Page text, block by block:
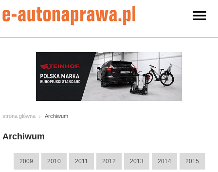
strona główna Archiwum
Archiwum
2009 2010 2011 2012 2013 2014 2015